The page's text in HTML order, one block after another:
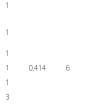
1
1
1
1 0,414
6
1
3